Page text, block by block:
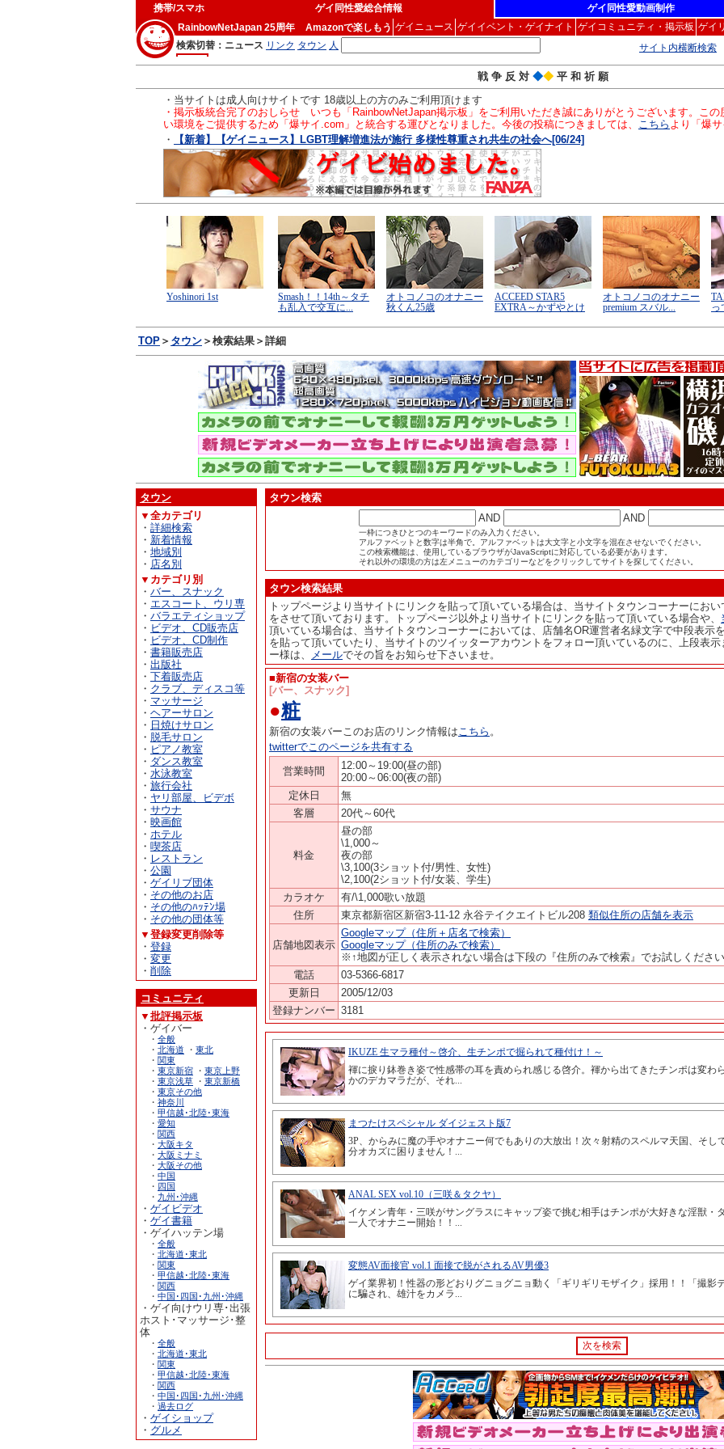
携帯/スマホ ゲイ同性愛総合情報
ゲイ同性愛動画制作
RainbowNetJapan 25周年
Amazonで楽しもう ゲイニュース ゲイイベント・ゲイナイト ゲイコミュニティ・掲示板 ゲイ
サイト内横断検索
戦 争 反 対 ◆◆ 平 和 祈 願
・当サイトは成人向けサイトです 18歳以上の方のみご利用頂けます
・掲示板統合完了のおしらせ いつも「RainbowNetJapan掲示板」をご利用いただき誠にありがとうございます。こ
い環境をご提供するため「爆サイ.com」と統合する運びとなりました。今後の投稿につきましては、 こちら より「爆
・
【新着】【ゲイニュース】LGBT理解増進法が施行 多様性尊重され共生の社会へ[06/24]
TOP ＞ タウン ＞検索結果＞詳細
タウン
▼全カテゴリ
・ 詳細検索
・ 新着情報
・ 地域別
・ 店名別
▼カテゴリ別
・ バー、スナック
・ エスコート、ウリ専
・ バラエティショップ
・ ビデオ、CD販売店
・ ビデオ、CD制作
・ 書籍販売店
・ 出版社
・ 下着販売店
・ クラブ、ディスコ等
・ マッサージ
・ ヘアーサロン
・ 日焼けサロン
・ 脱毛サロン
・ ピアノ教室
・ ダンス教室
・ 水泳教室
・ 旅行会社
・ ヤリ部屋、ビデボ
・ サウナ
・ 映画館
・ ホテル
・ 喫茶店
・ レストラン
・ 公園
・ ゲイリブ団体
・ その他のお店
・ その他のﾊｯﾃﾝ場
・ その他の団体等
▼登録変更削除等
・ 登録
・ 変更
・ 削除
コミュニティ
▼ 批評掲示板
・ゲイバー
・ 全般
・ 北海道 ・ 東北
・ 関東
・ 東京新宿 ・ 東京上野
・ 東京浅草 ・ 東京新橋
・ 東京その他
・ 神奈川
・ 甲信越･北陸･東海
・ 愛知
・ 関西
・ 大阪キタ
・ 大阪ミナミ
・ 大阪その他
・ 中国
・ 四国
・ 九州･沖縄
・ ゲイビデオ
・ ゲイ書籍
・ゲイハッテン場
・ 全般
・ 北海道･東北
・ 関東
・ 甲信越･北陸･東海
・ 関西
・ 中国･四国･九州･沖縄
・ゲイ向けウリ専･出張
ホスト･マッサージ･整
体
・ 全般
・ 北海道･東北
・ 関東
・ 甲信越･北陸･東海
・ 関西
・ 中国･四国･九州･沖縄
・ 過去ログ
・ ゲイショップ
・ グルメ
タウン検索
AND
AND
一枠につきひとつのキーワードのみ入力ください。
アルファベットと数字は半角で。アルファベットは大文字と小文字を混在させないでください。
この検索機能は、使用しているブラウザがJavaScriptに対応している必要があります。
それ以外の環境の方は左メニューのカテゴリーなどをクリックしてサイトを探してください。
タウン検索結果
トップページより当サイトにリンクを貼って頂いている場合は、当サイトタウンコーナーにお
をさせて頂いております。トップページ以外より当サイトにリンクを貼って頂いている場合や、
頂いている場合は、当サイトタウンコーナーにおいては、店舗名OR運営者名緑文字で中段表示
を貼って頂いていたり、当サイトのツイッターアカウントをフォロー頂いているのに、上段表
ー様は、
メールでその旨をお知らせ下さいませ。
■新宿の女装バー
[バー、スナック]
●粧
新宿の女装バーこのお店のリンク情報はこちら 。
twitterでこのページを共有する
営業時間
12:00～19:00(昼の部)
20:00～06:00(夜の部)
定休日
無
客層
20代～60代
料金
昼の部
\1,000～
夜の部
\3,100(3ショット付/男性、女性)
\2,100(2ショット付/女装、学生)
カラオケ
有/\1,000歌い放題
住所
東京都新宿区新宿3-11-12 永谷テイクエイトビル208 類似住所の店舗を表示
店舗地図表示
Googleマップ（住所＋店名で検索）
Googleマップ（住所のみで検索）
※↑地図が正しく表示されない場合は下段の『住所のみで検索』でお試しくださ
電話
03-5366-6817
更新日
2005/12/03
登録ナンバー 3181